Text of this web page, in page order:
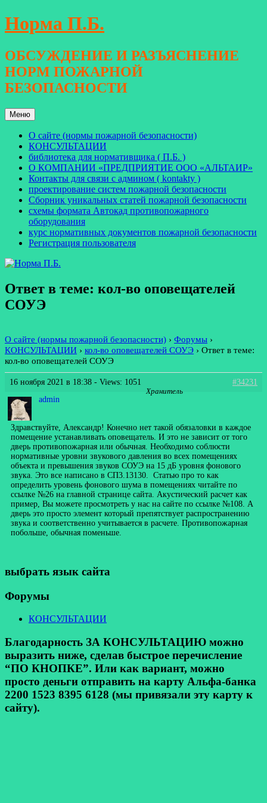
Перейти
к
Норма П.Б.
ОБСУЖДЕНИЕ И РАЗЪЯСНЕНИЕ
НОРМ ПОЖАРНОЙ
БЕЗОПАСНОСТИ
Меню
О сайте (нормы пожарной безопасности)
КОНСУЛЬТАЦИИ
библиотека для нормативщика ( П.Б. )
О КОМПАНИИ «ПРЕДПРИЯТИЕ ООО «АЛЬТАИР»
Контакты для связи с админом ( kontakty )
проектирование систем пожарной безопасности
Сборник уникальных статей пожарной безопасности
схемы формата Автокад противопожарного
оборудования
курс нормативных документов пожарной безопасности
Регистрация пользователя
Ответ в теме: кол-во оповещателей
СОУЭ
О сайте (нормы пожарной безопасности) › Форумы ›
КОНСУЛЬТАЦИИ › кол-во оповещателей СОУЭ › Ответ в теме:
кол-во оповещателей СОУЭ
16 ноября 2021 в 18:38 - Views: 1051
#34231
admin
Хранитель
Здравствуйте, Александр! Конечно нет такой обязаловки в каждое
помещение устанавливать оповещатель. И это не зависит от того
дверь противопожарная или обычная. Необходимо соблюсти
нормативные уровни звукового давления во всех помещениях
объекта и превышения звуков СОУЭ на 15 дБ уровня фонового
звука. Это все написано в СП3.13130. Статью про то как
определить уровень фонового шума в помещениях читайте по
ссылке №26 на главной странице сайта. Акустический расчет как
пример, Вы можете просмотреть у нас на сайте по ссылке №108. А
дверь это просто элемент который препятствует распространению
звука и соответственно учитывается в расчете. Противопожарная
побольше, обычная поменьше.
выбрать язык сайта
Форумы
КОНСУЛЬТАЦИИ
Благодарность ЗА КОНСУЛЬТАЦИЮ можно
выразить ниже, сделав быстрое перечисление
“ПО КНОПКЕ”. Или как вариант, можно
просто деньги отправить на карту Альфа-банка
2200 1523 8395 6128 (мы привязали эту карту к
сайту).